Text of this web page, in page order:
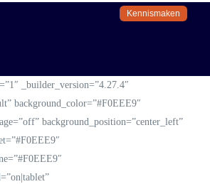
Kennismaken
_builder_version=”4.27.4″
background_color=”#F0EEE9″
background_position=”center_left”